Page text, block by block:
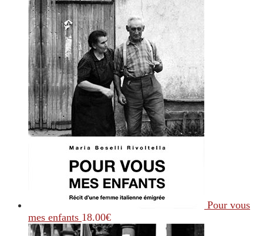
Pour vous
mes enfants 18.00€